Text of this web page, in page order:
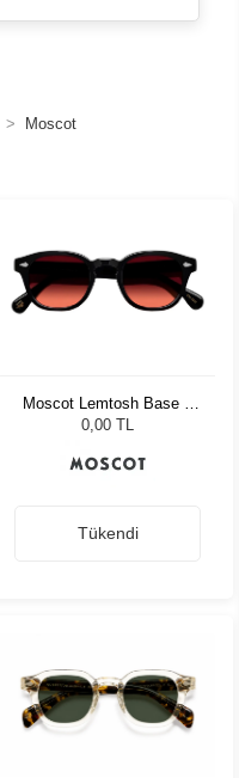
Moscot
Moscot Lemtosh Base 2
Sun 46 Black Cabernet
0,00 TL
Tükendi